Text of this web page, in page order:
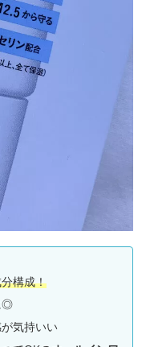
構成！
◎
気持いい